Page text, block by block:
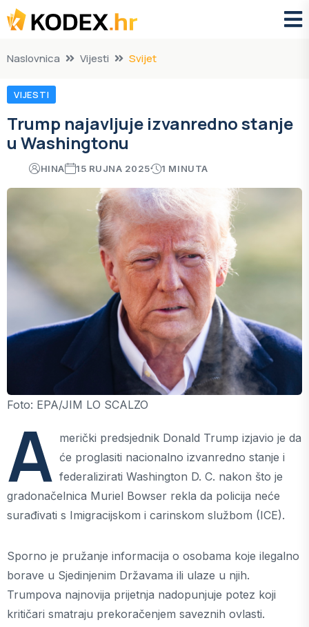
Naslovnica Vijesti Svijet
VIJESTI
Trump najavljuje izvanredno stanje
u Washingtonu
HINA 15 RUJNA 2025 1 MINUTA
Foto: EPA/JIM LO SCALZO
A merički predsjednik Donald Trump izjavio je da
će proglasiti nacionalno izvanredno stanje i
federalizirati Washington D. C. nakon što je
gradonačelnica Muriel Bowser rekla da policija neće
surađivati ​​s Imigracijskom i carinskom službom (ICE).
Sporno je pružanje informacija o osobama koje ilegalno
borave u Sjedinjenim Državama ili ulaze u njih.
Trumpova najnovija prijetnja nadopunjuje potez koji
kritičari smatraju prekoračenjem saveznih ovlasti.